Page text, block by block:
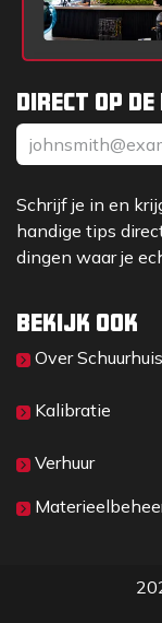
Direct op de
Schrijf je in en
handige tips
dingen waar je
Bekijk ook
Over Sc​huurhuis
Kalibratie
Verhuur